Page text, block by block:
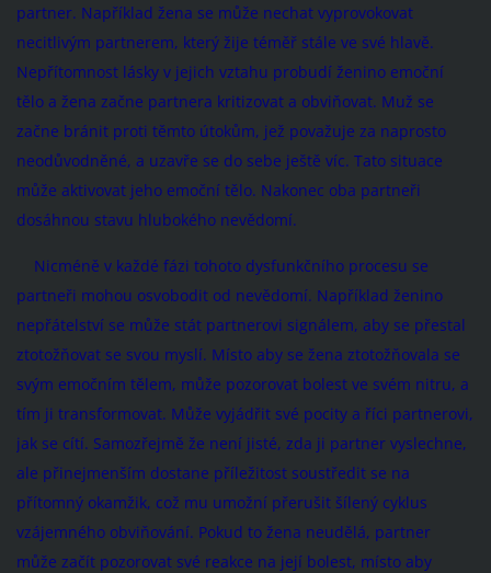
partner. Například žena se může nechat vyprovokovat
necitlivým partnerem, který žije téměř stále ve své hlavě.
Nepřítomnost lásky v jejich vztahu probudí ženino emoční
tělo a žena začne partnera kritizovat a obviňovat. Muž se
začne bránit proti těmto útokům, jež považuje za naprosto
neodůvodněné, a uzavře se do sebe ještě víc. Tato situace
může aktivovat jeho emoční tělo. Nakonec oba partneři
dosáhnou stavu hlubokého nevědomí.
Nicméně v každé fázi tohoto dysfunkčního procesu se
partneři mohou osvobodit od nevědomí. Například ženino
nepřátelství se může stát partnerovi signálem, aby se přestal
ztotožňovat se svou myslí. Místo aby se žena ztotožňovala se
svým emočním tělem, může pozorovat bolest ve svém nitru, a
tím ji transformovat. Může vyjádřit své pocity a říci partnerovi,
jak se cítí. Samozřejmě že není jisté, zda ji partner vyslechne,
ale přinejmenším dostane příležitost soustředit se na
přítomný okamžik, což mu umožní přerušit šílený cyklus
vzájemného obviňování. Pokud to žena neudělá, partner
může začít pozorovat své reakce na její bolest, místo aby